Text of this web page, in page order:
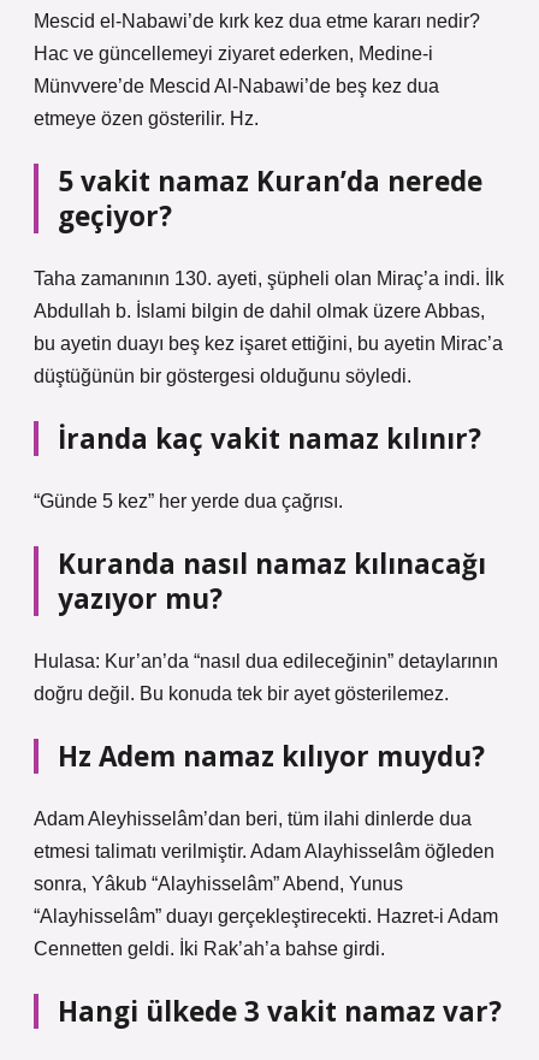
Mescid el-Nabawi’de kırk kez dua etme kararı nedir?
Hac ve güncellemeyi ziyaret ederken, Medine-i
Münvvere’de Mescid Al-Nabawi’de beş kez dua
etmeye özen gösterilir. Hz.
5 vakit namaz Kuran’da nerede
geçiyor?
Taha zamanının 130. ayeti, şüpheli olan Miraç’a indi. İlk
Abdullah b. İslami bilgin de dahil olmak üzere Abbas,
bu ayetin duayı beş kez işaret ettiğini, bu ayetin Mirac’a
düştüğünün bir göstergesi olduğunu söyledi.
İranda kaç vakit namaz kılınır?
“Günde 5 kez” her yerde dua çağrısı.
Kuranda nasıl namaz kılınacağı
yazıyor mu?
Hulasa: Kur’an’da “nasıl dua edileceğinin” detaylarının
doğru değil. Bu konuda tek bir ayet gösterilemez.
Hz Adem namaz kılıyor muydu?
Adam Aleyhisselâm’dan beri, tüm ilahi dinlerde dua
etmesi talimatı verilmiştir. Adam Alayhisselâm öğleden
sonra, Yâkub “Alayhisselâm” Abend, Yunus
“Alayhisselâm” duayı gerçekleştirecekti. Hazret-i Adam
Cennetten geldi. İki Rak’ah’a bahse girdi.
Hangi ülkede 3 vakit namaz var?